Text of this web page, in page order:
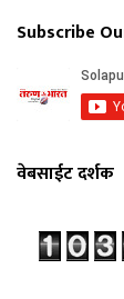
Subscribe
वेबसाईट दर्शक